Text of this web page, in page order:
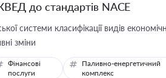
до стандартів NACE
системи класифікації видів
зміни
Фінансові
послуги
Паливно-енергетичний
комплекс